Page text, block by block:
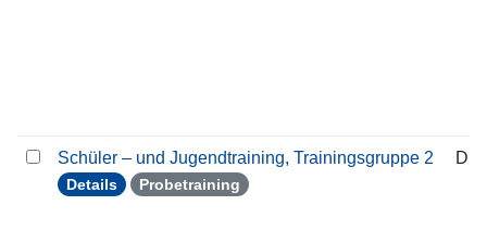
Schüler – und Jugendtraining, Trainingsgruppe 2
Details Probetraining